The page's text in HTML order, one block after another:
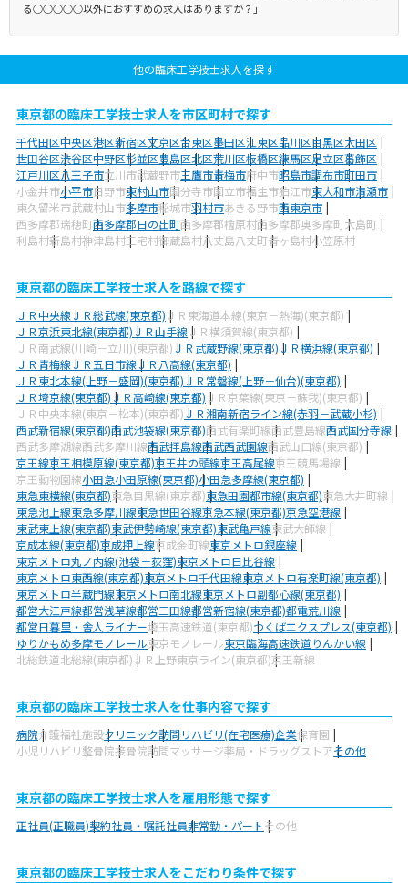
る○○○○○以外におすすめの求人はありますか？」
他の臨床工学技士求人を探す
東京都の臨床工学技士求人を市区町村で探す
千代田区中央区港区新宿区文京区台東区墨田区江東区品川区目黒区大田区
世田谷区渋谷区中野区杉並区豊島区北区荒川区板橋区練馬区足立区葛飾区
江戸川区八王子市立川市武蔵野市三鷹市青梅市府中市昭島市調布市町田市
小金井市小平市日野市東村山市国分寺市国立市福生市狛江市東大和市清瀬市
東久留米市武蔵村山市多摩市稲城市羽村市あきる野市西東京市
西多摩郡瑞穂町西多摩郡日の出町西多摩郡檜原村西多摩郡奥多摩町大島町
利島村新島村神津島村三宅村御蔵島村八丈島八丈町青ヶ島村小笠原村
東京都の臨床工学技士求人を路線で探す
ＪＲ中央線ＪＲ総武線(東京都) ＪＲ東海道本線(東京－熱海)(東京都)
ＪＲ京浜東北線(東京都)ＪＲ山手線 ＪＲ横須賀線(東京都)
ＪＲ南武線(川崎－立川)(東京都)ＪＲ武蔵野線(東京都)ＪＲ横浜線(東京都)
ＪＲ青梅線ＪＲ五日市線ＪＲ八高線(東京都)
ＪＲ東北本線(上野－盛岡)(東京都)ＪＲ常磐線(上野－仙台)(東京都)
ＪＲ埼京線(東京都)ＪＲ高崎線(東京都) ＪＲ京葉線(東京－蘇我)(東京都)
ＪＲ中央本線(東京－松本)(東京都)ＪＲ湘南新宿ライン線(赤羽－武蔵小杉)
西武新宿線(東京都)西武池袋線(東京都)西武有楽町線西武豊島線西武国分寺線
西武多摩湖線西武多摩川線西武拝島線西武西武園線西武山口線(東京都)
京王線京王相模原線(東京都)京王井の頭線京王高尾線京王競馬場線
京王動物園線小田急小田原線(東京都)小田急多摩線(東京都)
東急東横線(東京都)東急目黒線(東京都)東急田園都市線(東京都)東急大井町線
東急池上線東急多摩川線東急世田谷線京急本線(東京都)京急空港線
東武東上線(東京都)東武伊勢崎線(東京都)東武亀戸線東武大師線
京成本線(東京都)京成押上線京成金町線東京メトロ銀座線
東京メトロ丸ノ内線(池袋－荻窪)東京メトロ日比谷線
東京メトロ東西線(東京都)東京メトロ千代田線東京メトロ有楽町線(東京都)
東京メトロ半蔵門線東京メトロ南北線東京メトロ副都心線(東京都)
都営大江戸線都営浅草線都営三田線都営新宿線(東京都)都電荒川線
都営日暮里・舎人ライナー埼玉高速鉄道(東京都)つくばエクスプレス(東京都)
ゆりかもめ多摩モノレール東京モノレール東京臨海高速鉄道りんかい線
北総鉄道北総線(東京都) ＪＲ上野東京ライン(東京都)京王新線
東京都の臨床工学技士求人を仕事内容で探す
病院介護福祉施設クリニック訪問リハビリ(在宅医療)企業保育園
小児リハビリ整骨院接骨院訪問マッサージ薬局・ドラッグストアその他
東京都の臨床工学技士求人を雇用形態で探す
正社員(正職員)契約社員・嘱託社員非常勤・パートその他
東京都の臨床工学技士求人をこだわり条件で探す